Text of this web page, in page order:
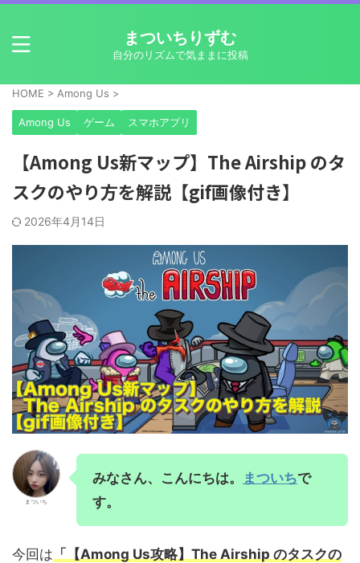
まついちりずむ
自分のリズムで気ままに投稿
HOME > Among Us >
Among Us ゲーム スマホアプリ
【Among Us新マップ】The Airship のタ
スクのやり方を解説【gif画像付き】
2026年4月14日
まついち
みなさん、こんにちは。 まついちで
す。
今回は 「【Among Us攻略】The Airship のタスクの